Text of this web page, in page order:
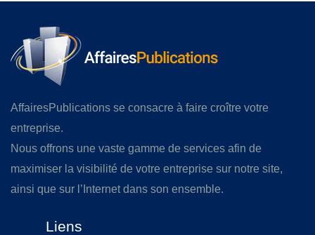
AffairesPublications se consacre à faire croître votre
entreprise.
Nous offrons une vaste gamme de services afin de
maximiser la visibilité de votre entreprise sur notre site,
ainsi que sur l’Internet dans son ensemble.
Liens